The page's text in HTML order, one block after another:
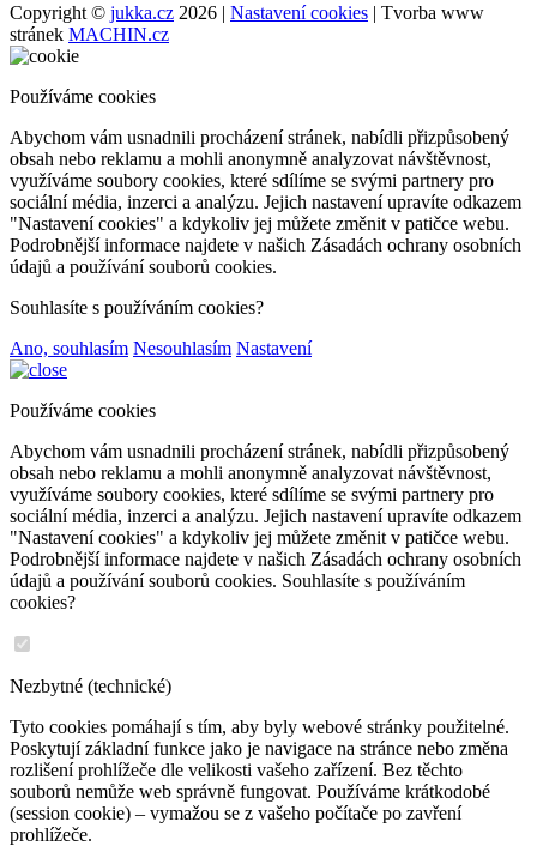
Copyright © jukka.cz 2026 | Nastavení cookies | Tvorba www
stránek MACHIN.cz
Používáme cookies
Abychom vám usnadnili procházení stránek, nabídli přizpůsobený
obsah nebo reklamu a mohli anonymně analyzovat návštěvnost,
využíváme soubory cookies, které sdílíme se svými partnery pro
sociální média, inzerci a analýzu. Jejich nastavení upravíte odkazem
"Nastavení cookies" a kdykoliv jej můžete změnit v patičce webu.
Podrobnější informace najdete v našich Zásadách ochrany osobních
údajů a používání souborů cookies.
Souhlasíte s používáním cookies?
Ano, souhlasím Nesouhlasím Nastavení
Používáme cookies
Abychom vám usnadnili procházení stránek, nabídli přizpůsobený
obsah nebo reklamu a mohli anonymně analyzovat návštěvnost,
využíváme soubory cookies, které sdílíme se svými partnery pro
sociální média, inzerci a analýzu. Jejich nastavení upravíte odkazem
"Nastavení cookies" a kdykoliv jej můžete změnit v patičce webu.
Podrobnější informace najdete v našich Zásadách ochrany osobních
údajů a používání souborů cookies. Souhlasíte s používáním
cookies?
Nezbytné (technické)
Tyto cookies pomáhají s tím, aby byly webové stránky použitelné.
Poskytují základní funkce jako je navigace na stránce nebo změna
rozlišení prohlížeče dle velikosti vašeho zařízení. Bez těchto
souborů nemůže web správně fungovat. Používáme krátkodobé
(session cookie) – vymažou se z vašeho počítače po zavření
prohlížeče.